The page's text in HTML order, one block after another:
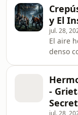
Mient
el
tortura
de
Al
agonía
y El
jul. 28,
El aire
denso
la
-
jul. 28,